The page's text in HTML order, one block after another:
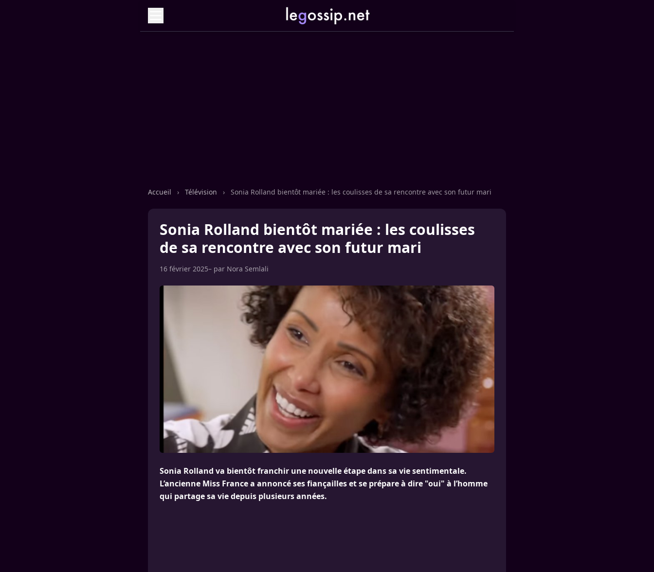
Accueil › Télévision › Sonia Rolland bientôt mariée : les coulisses de sa rencontre avec son futur mari
Sonia Rolland bientôt mariée : les coulisses
de sa rencontre avec son futur mari
16 février 2025– par Nora Semlali
Sonia Rolland va bientôt franchir une nouvelle étape dans sa vie sentimentale.
L’ancienne Miss France a annoncé ses fiançailles et se prépare à dire "oui" à l’homme
qui partage sa vie depuis plusieurs années.